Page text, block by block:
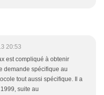
20:53
est compliqué à obtenir
demande spécifique au
tout aussi spécifique. Il a
suite au